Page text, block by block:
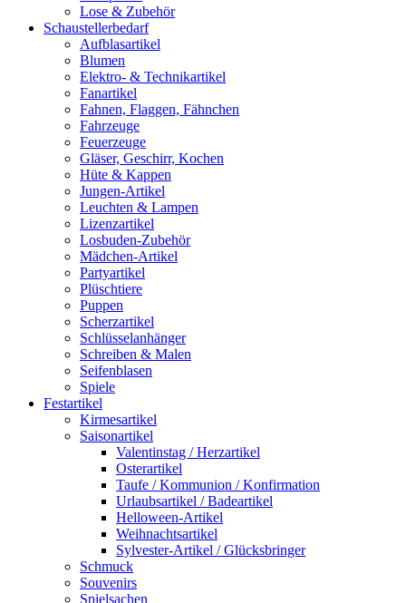
Lose & Zubehör
Schaustellerbedarf
Aufblasartikel
Blumen
Elektro- & Technikartikel
Fanartikel
Fahnen, Flaggen, Fähnchen
Fahrzeuge
Feuerzeuge
Gläser, Geschirr, Kochen
Hüte & Kappen
Jungen-Artikel
Leuchten & Lampen
Lizenzartikel
Losbuden-Zubehör
Mädchen-Artikel
Partyartikel
Plüschtiere
Puppen
Scherzartikel
Schlüsselanhänger
Schreiben & Malen
Seifenblasen
Spiele
Festartikel
Kirmesartikel
Saisonartikel
Valentinstag / Herzartikel
Osterartikel
Taufe / Kommunion / Konfirmation
Urlaubsartikel / Badeartikel
Helloween-Artikel
Weihnachtsartikel
Sylvester-Artikel / Glücksbringer
Schmuck
Souvenirs
Spielsachen